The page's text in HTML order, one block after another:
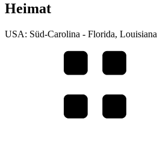
Heimat
USA: Süd-Carolina - Florida, Louisiana